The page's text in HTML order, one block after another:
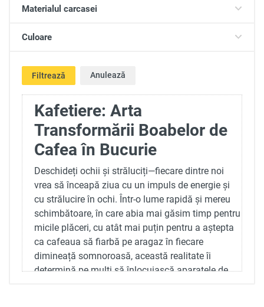
Materialul carcasei
Culoare
Filtrează Anulează
Kafetiere: Arta
Transformării Boabelor de
Cafea în Bucurie
Deschideți ochii și străluciți—fiecare dintre noi
vrea să înceapă ziua cu un impuls de energie și
cu strălucire în ochi. Într-o lume rapidă și mereu
schimbătoare, în care abia mai găsim timp pentru
micile plăceri, cu atât mai puțin pentru a aștepta
ca cafeaua să fiarbă pe aragaz în fiecare
dimineață somnoroasă, această realitate îi
determină pe mulți să înlocuiască aparatele de